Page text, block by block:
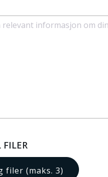
FILER
filer (maks. 3)